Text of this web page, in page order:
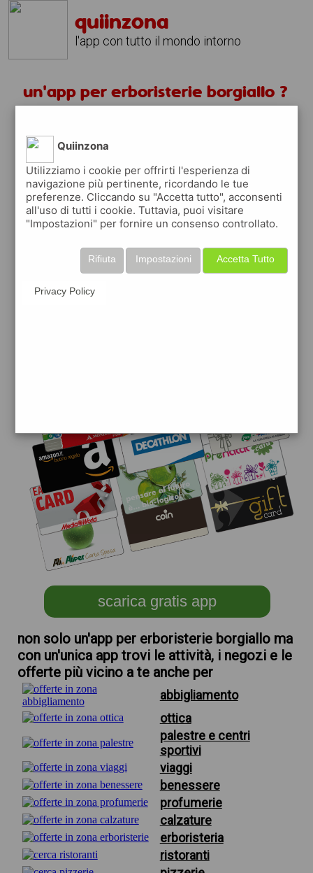
quiinzona
l'app con tutto il mondo intorno
un'app per erboristerie borgiallo ?
quiinzona è una app
gratuita
che ti aiuta se cerchi 'un'app per
erboristerie borgiallo ? ' e che ti premia
ogni volta che la usi
raccogli punti da convertire inbuoni sconto
o gift card
per fare la spesa, fare
scarica gratis app
non solo un'app per erboristerie borgiallo ma
con un'unica app trovi le attività, i negozi e le
offerte più vicino a te anche per
abbigliamento
ottica
palestre e centri
sportivi
viaggi
benessere
profumerie
calzature
erboristeria
ristoranti
Quiinzona
Utilizziamo i cookie per offrirti l'esperienza di
navigazione più pertinente, ricordando le tue
preferenze. Cliccando su "Accetta tutto", acconsenti
all'uso di tutti i cookie. Tuttavia, puoi visitare
"Impostazioni" per fornire un consenso controllato.
Accetta Tutto
Impostazioni
Rifiuta
Privacy Policy